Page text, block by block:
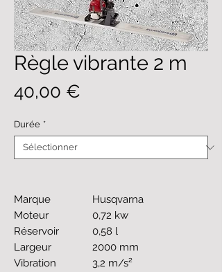
Règle vibrante 2 m
40,00 €
Durée *
Marque
Husqvarna
Moteur
0,72 kw
Réservoir
0,58 l
Largeur
2000 mm
Vibration
3,2 m/s²